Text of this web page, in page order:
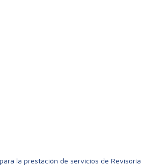
la prestación de servicios de Revisoría